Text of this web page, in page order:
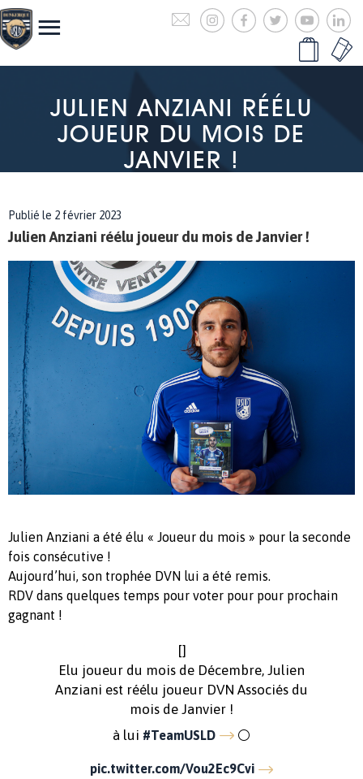
JULIEN ANZIANI RÉÉLU
JOUEUR DU MOIS DE
JANVIER !
Publié le 2 février 2023
Julien Anziani réélu joueur du mois de Janvier !
Julien Anziani a été élu « Joueur du mois » pour la seconde
fois consécutive !
Aujourd’hui, son trophée DVN lui a été remis.
RDV dans quelques temps pour voter pour pour prochain
gagnant !
[]
Elu joueur du mois de Décembre, Julien
Anziani est réélu joueur DVN Associés du
mois de Janvier !
à lui #TeamUSLD ⚪️
pic.twitter.com/Vou2Ec9Cvi